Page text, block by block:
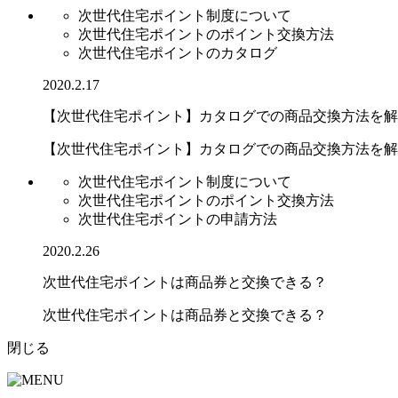
次世代住宅ポイント制度について
次世代住宅ポイントのポイント交換方法
次世代住宅ポイントのカタログ
2020.2.17
【次世代住宅ポイント】カタログでの商品交換方法を解
【次世代住宅ポイント】カタログでの商品交換方法を
次世代住宅ポイント制度について
次世代住宅ポイントのポイント交換方法
次世代住宅ポイントの申請方法
2020.2.26
次世代住宅ポイントは商品券と交換できる？
次世代住宅ポイントは商品券と交換できる？
閉じる